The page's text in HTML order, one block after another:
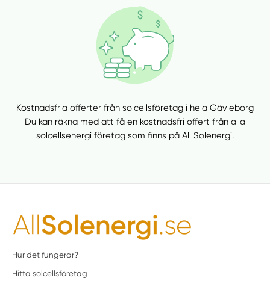
Kostnadsfria offerter från solcellsföretag i hela Gävleborg
Du kan räkna med att få en kostnadsfri offert från alla
solcellsenergi företag som finns på All Solenergi.
Hur det fungerar?
Hitta solcellsföretag